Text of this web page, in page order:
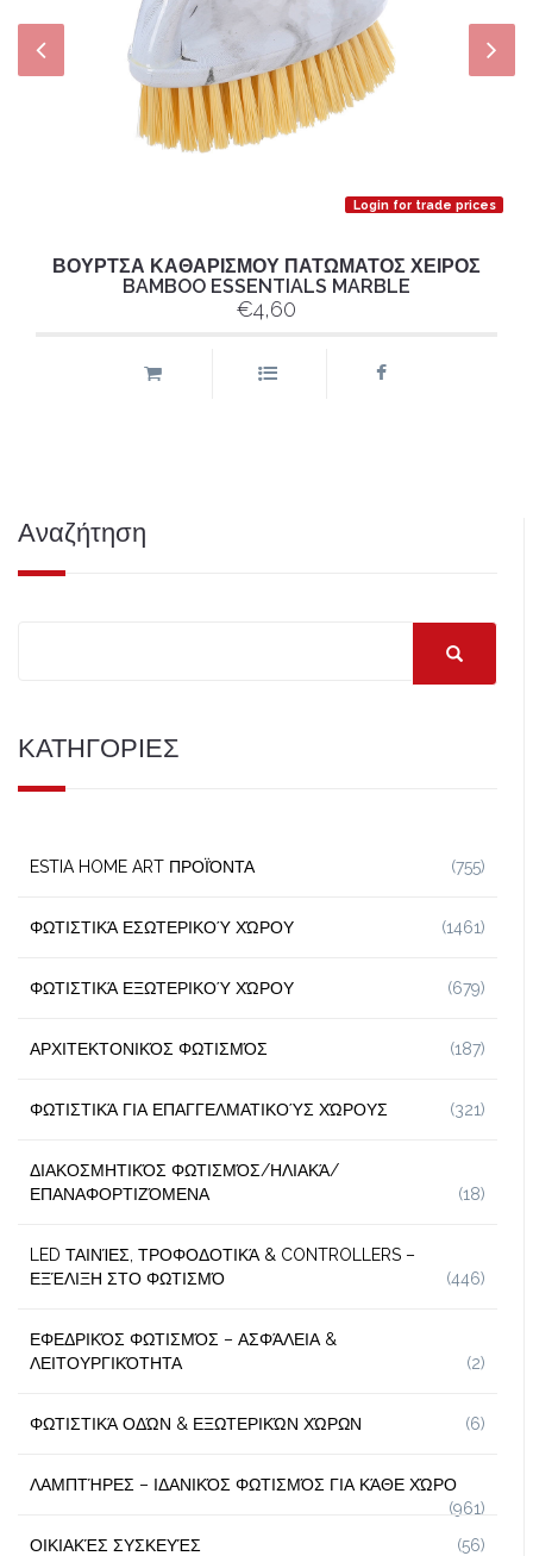
Login for trade prices
ΒΟΥΡΤΣΑ ΚΑΘΑΡΙΣΜΟΥ ΠΑΤΩΜΑΤΟΣ ΧΕΙΡΟΣ
BAMBOO ESSENTIALS MARBLE
€4,60
Αναζήτηση
ΚΑΤΗΓΟΡΙΕΣ
ESTIA HOME ART ΠΡΟΪΌΝΤΑ (755)
ΦΩΤΙΣΤΙΚΆ ΕΣΩΤΕΡΙΚΟΎ ΧΏΡΟΥ (1461)
ΦΩΤΙΣΤΙΚΆ ΕΞΩΤΕΡΙΚΟΎ ΧΏΡΟΥ (679)
ΑΡΧΙΤΕΚΤΟΝΙΚΌΣ ΦΩΤΙΣΜΌΣ (187)
ΦΩΤΙΣΤΙΚΆ ΓΙΑ ΕΠΑΓΓΕΛΜΑΤΙΚΟΎΣ ΧΏΡΟΥΣ (321)
ΔΙΑΚΟΣΜΗΤΙΚΌΣ ΦΩΤΙΣΜΌΣ/ΗΛΙΑΚΆ/
ΕΠΑΝΑΦΟΡΤΙΖΌΜΕΝΑ
(18)
LED ΤΑΙΝΊΕΣ, ΤΡΟΦΟΔΟΤΙΚΆ & CONTROLLERS –
ΕΞΈΛΙΞΗ ΣΤΟ ΦΩΤΙΣΜΌ
(446)
ΕΦΕΔΡΙΚΌΣ ΦΩΤΙΣΜΌΣ – ΑΣΦΆΛΕΙΑ &
ΛΕΙΤΟΥΡΓΙΚΌΤΗΤΑ
(2)
ΦΩΤΙΣΤΙΚΆ ΟΔΏΝ & ΕΞΩΤΕΡΙΚΏΝ ΧΏΡΩΝ (6)
ΛΑΜΠΤΉΡΕΣ – ΙΔΑΝΙΚΌΣ ΦΩΤΙΣΜΌΣ ΓΙΑ ΚΆΘΕ ΧΏΡΟ
(961)
ΟΙΚΙΑΚΈΣ ΣΥΣΚΕΥΈΣ
(56)